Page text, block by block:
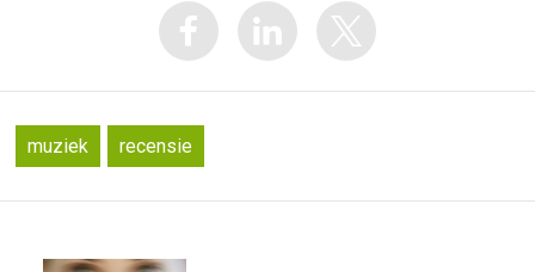
muziek recensie